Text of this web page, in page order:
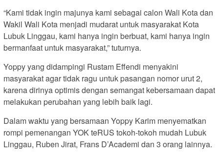
“Kami tidak ingin majunya kami sebagai calon Wali Kota dan
Wakil Wali Kota menjadi mudarat untuk masyarakat Kota
Lubuk Linggau, kami hanya ingin berbuat, kami hanya ingin
bermanfaat untuk masyarakat,” tuturnya.
Yoppy yang didampingi Rustam Effendi menyakini
masyarakat agar tidak ragu untuk pasangan nomor urut 2,
karena dirinya optimis dengan semangat kebersamaan dapat
melakukan perubahan yang lebih baik lagi.
Dalam waktu yang bersamaan Yoppy Karim menyematkan
rompi pemenangan YOK teRUS tokoh-tokoh mudah Lubuk
Linggau, Ruben Jirat, Frans D’Academi dan 3 orang lainnya.